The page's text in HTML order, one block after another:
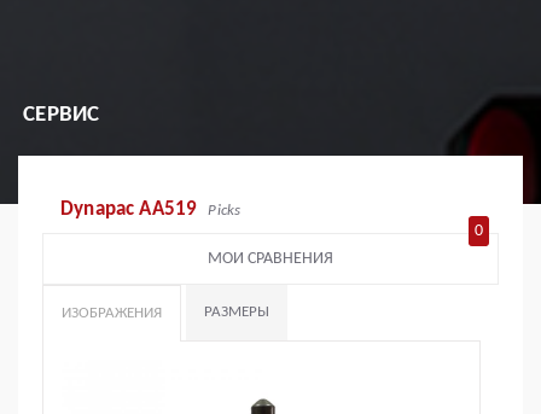
СЕРВИС
Dynapac AA519 Picks
0
МОИ СРАВНЕНИЯ
ИЗОБРАЖЕНИЯ РАЗМЕРЫ